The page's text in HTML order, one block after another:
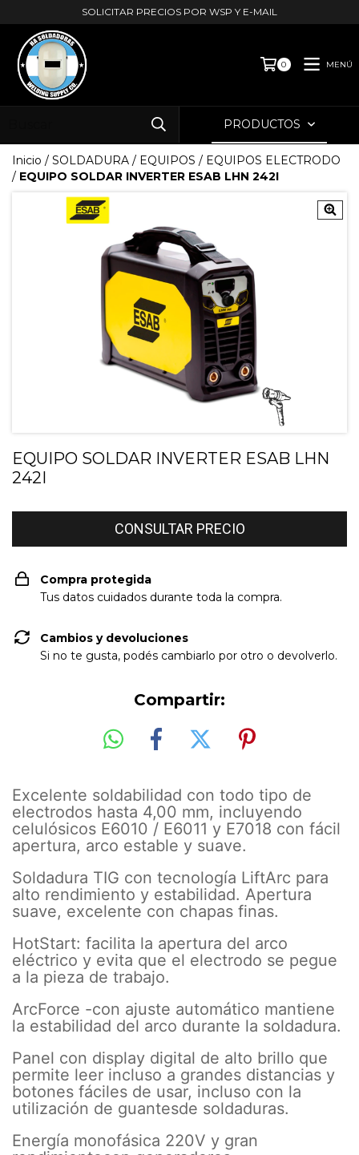
SOLICITAR PRECIOS POR WSP Y E-MAIL
0 MENÚ
PRODUCTOS
Inicio / SOLDADURA / EQUIPOS / EQUIPOS ELECTRODO
/ EQUIPO SOLDAR INVERTER ESAB LHN 242I
EQUIPO SOLDAR INVERTER ESAB LHN
242I
Compra protegida
Tus datos cuidados durante toda la compra.
Cambios y devoluciones
Si no te gusta, podés cambiarlo por otro o devolverlo.
Compartir:
Excelente soldabilidad con todo tipo de
electrodos hasta 4,00 mm, incluyendo
celulósicos E6010 / E6011 y E7018 con fácil
apertura, arco estable y suave.
Soldadura TIG con tecnología LiftArc para
alto rendimiento y estabilidad. Apertura
suave, excelente con chapas finas.
HotStart: facilita la apertura del arco
eléctrico y evita que el electrodo se pegue
a la pieza de trabajo.
ArcForce -con ajuste automático mantiene
la estabilidad del arco durante la soldadura.
Panel con display digital de alto brillo que
permite leer incluso a grandes distancias y
botones fáciles de usar, incluso con la
utilización de guantesde soldaduras.
Energía monofásica 220V y gran